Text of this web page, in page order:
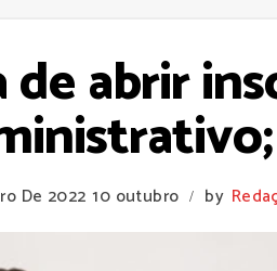
de abrir
De 2022 10 outubro / by